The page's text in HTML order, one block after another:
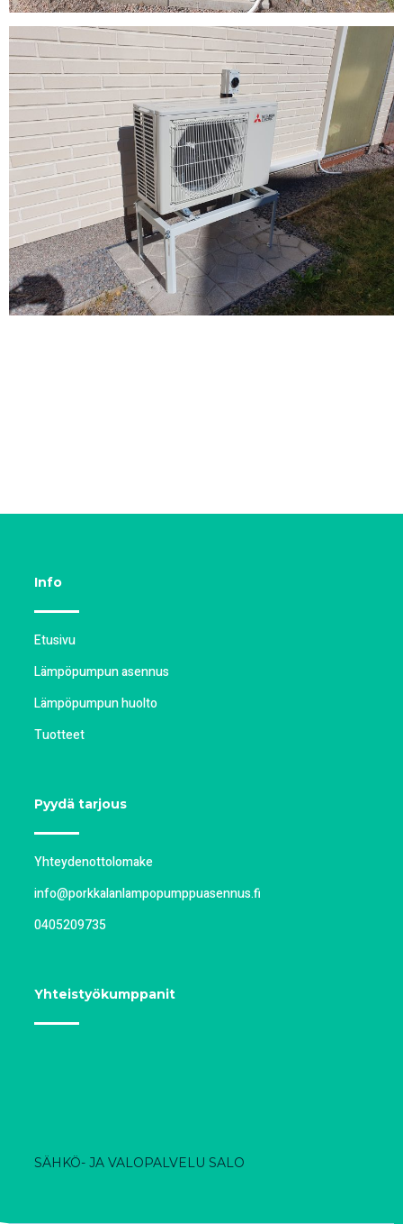
Info
Etusivu
Lämpöpumpun asennus
Lämpöpumpun huolto
Tuotteet
Pyydä tarjous
Yhteydenottolomake
info@porkkalanlampopumppuasennus.fi
0405209735
Yhteistyökumppanit
SÄHKÖ- JA VALOPALVELU SALO